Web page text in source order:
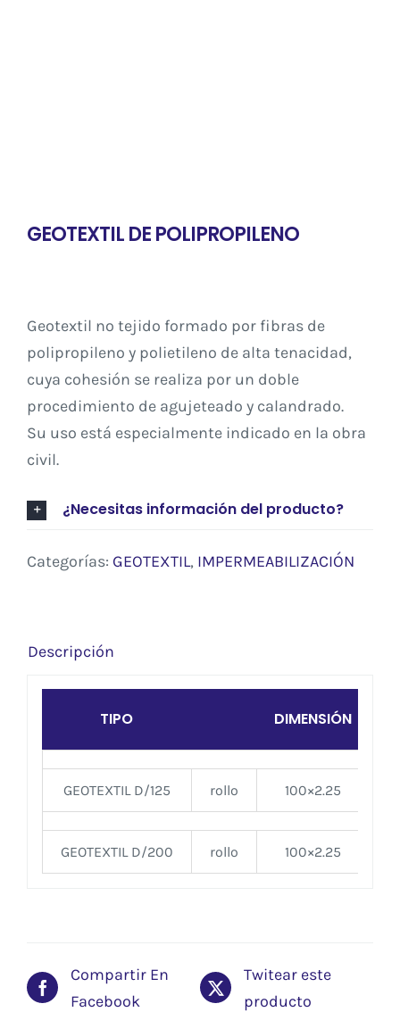
GEOTEXTIL DE POLIPROPILENO
Geotextil no tejido formado por fibras de
polipropileno y polietileno de alta tenacidad,
cuya cohesión se realiza por un doble
procedimiento de agujeteado y calandrado.
Su uso está especialmente indicado en la obra
civil.
¿Necesitas información del producto?
Categorías: GEOTEXTIL, IMPERMEABILIZACIÓN
Descripción
TIPO DIMENSIÓN
GEOTEXTIL D/125 rollo 100×2.25
GEOTEXTIL D/200 rollo 100×2.25
Compartir En
Facebook
Twitear este
producto